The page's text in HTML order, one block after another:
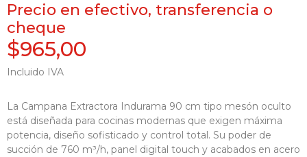
Precio en efectivo, transferencia o
cheque
$965,00
Incluido IVA
La Campana Extractora Indurama 90 cm tipo mesón oculto
está diseñada para cocinas modernas que exigen máxima
potencia, diseño sofisticado y control total. Su poder de
succión de 760 m³/h, panel digital touch y acabados en acero